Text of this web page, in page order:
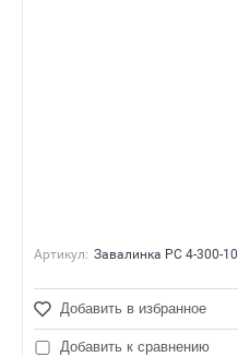
Артикул: Завалинка РС 4-300-10
Добавить в избранное
Добавить к сравнению